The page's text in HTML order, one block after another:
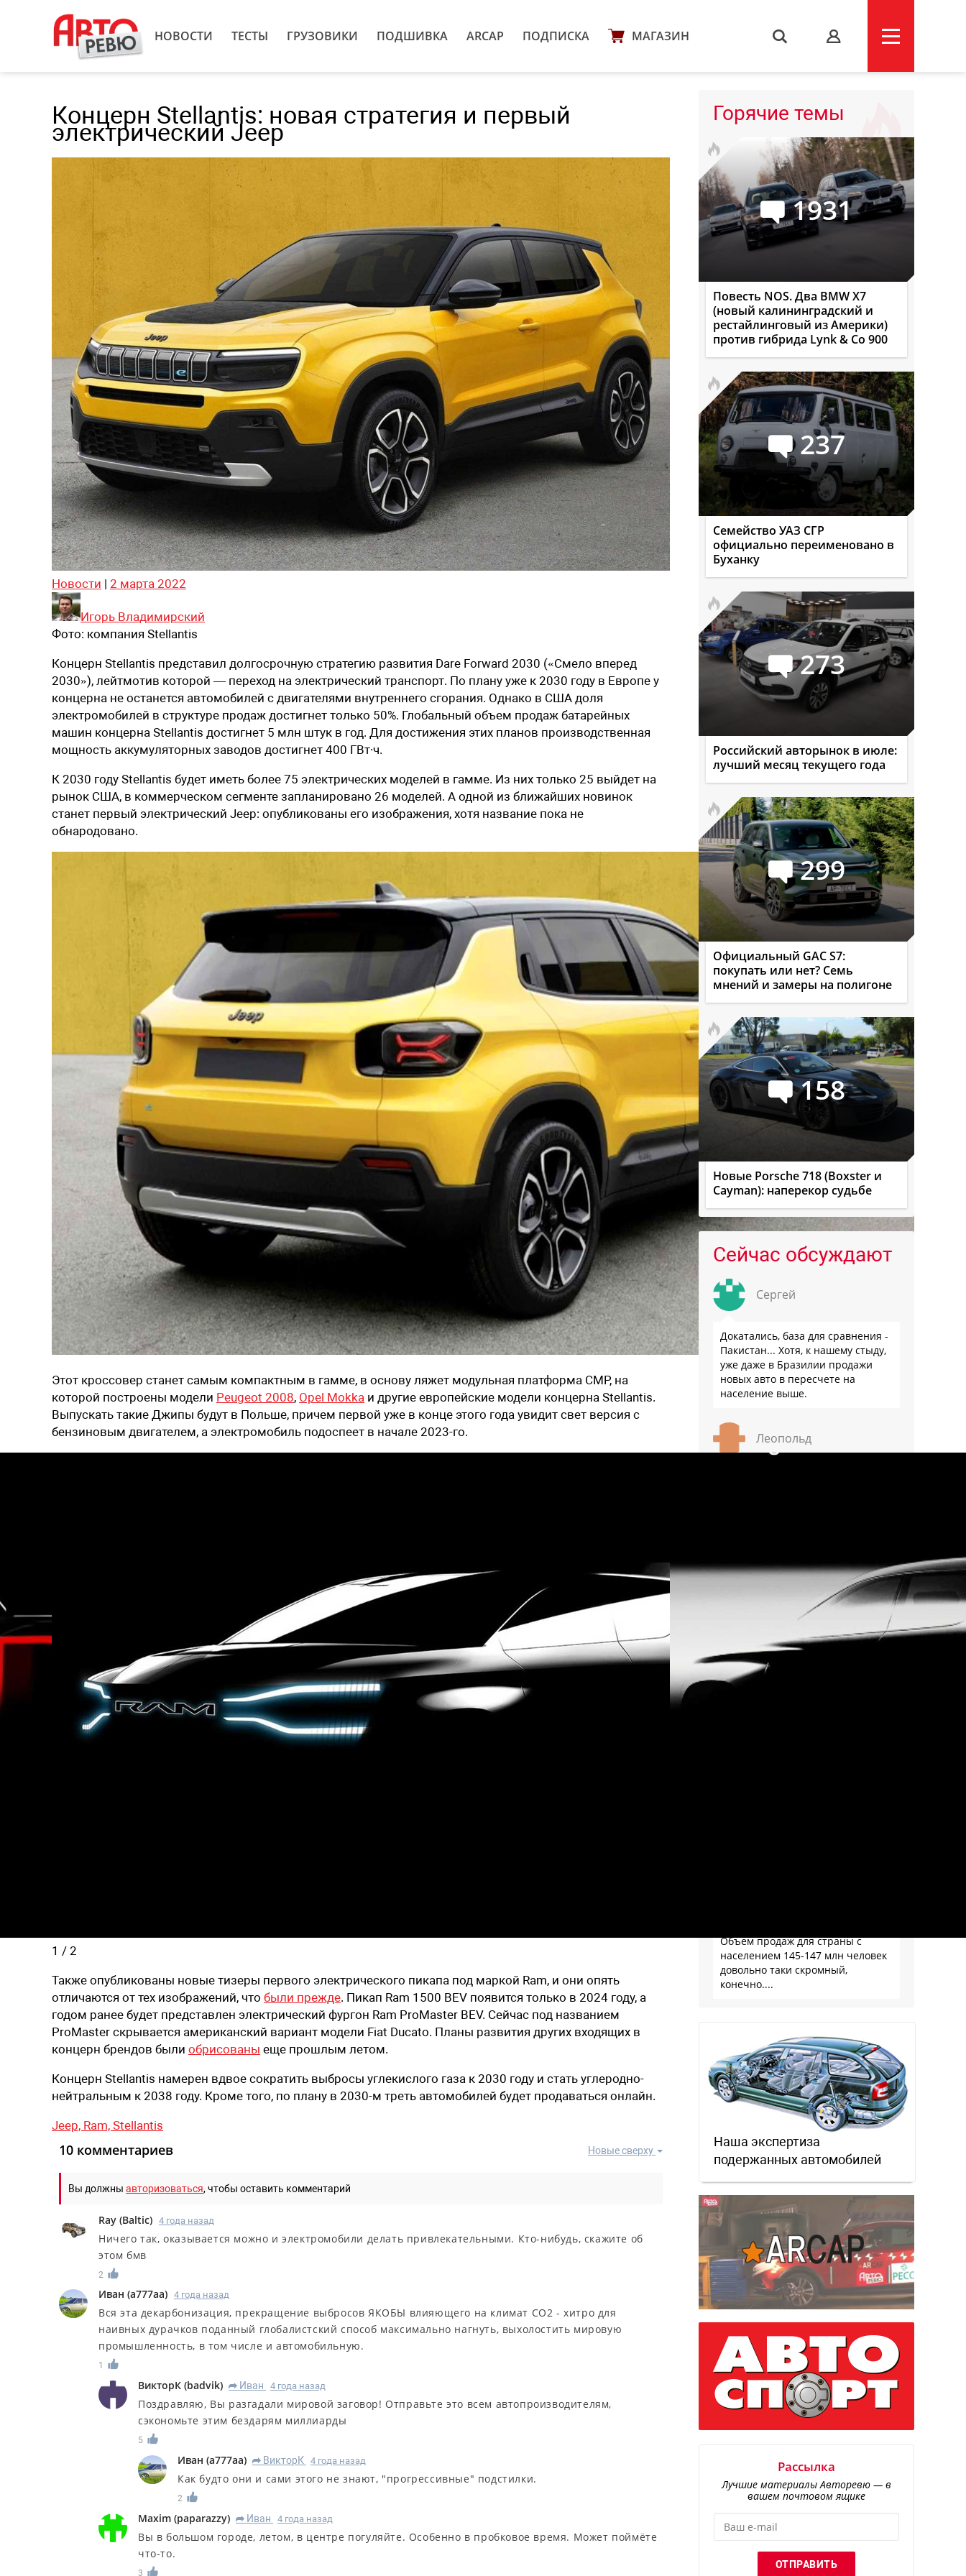
НОВОСТИ ТЕСТЫ ГРУЗОВИКИ ПОДШИВКА ARCAP ПОДПИСКА МАГАЗИН s
Концерн Stellantis: новая стратегия и первый
электрический Jeep
Новости | 2 марта 2022
Игорь Владимирский
Фото: компания Stellantis
Концерн Stellantis представил долгосрочную стратегию развития Dare Forward 2030 («Смело вперед
2030»), лейтмотив которой — переход на электрический транспорт. По плану уже к 2030 году в Европе у
концерна не останется автомобилей с двигателями внутреннего сгорания. Однако в США доля
электромобилей в структуре продаж достигнет только 50%. Глобальный объем продаж батарейных
машин концерна Stellantis достигнет 5 млн штук в год. Для достижения этих планов производственная
мощность аккумуляторных заводов достигнет 400 ГВт∙ч.
К 2030 году Stellantis будет иметь более 75 электрических моделей в гамме. Из них только 25 выйдет на
рынок США, в коммерческом сегменте запланировано 26 моделей. А одной из ближайших новинок
станет первый электрический Jeep: опубликованы его изображения, хотя название пока не
обнародовано.
Этот кроссовер станет самым компактным в гамме, в основу ляжет модульная платформа CMP, на
которой построены модели Peugeot 2008, Opel Mokka и другие европейские модели концерна Stellantis.
Выпускать такие Джипы будут в Польше, причем первой уже в конце этого года увидит свет версия с
бензиновым двигателем, а электромобиль подоспеет в начале 2023-го.
1 / 2
Также опубликованы новые тизеры первого электрического пикапа под маркой Ram, и они опять
отличаются от тех изображений, что были прежде. Пикап Ram 1500 BEV появится только в 2024 году, а
годом ранее будет представлен электрический фургон Ram ProMaster BEV. Сейчас под названием
ProMaster скрывается американский вариант модели Fiat Ducato. Планы развития других входящих в
концерн брендов были обрисованы еще прошлым летом.
Концерн Stellantis намерен вдвое сократить выбросы углекислого газа к 2030 году и стать углеродно-
нейтральным к 2038 году. Кроме того, по плану в 2030-м треть автомобилей будет продаваться онлайн.
Jeep, Ram, Stellantis
Новые сверху
10 комментариев
Вы должны авторизоваться, чтобы оставить комментарий
Ray (Baltic) 4 года назад
Ничего так, оказывается можно и электромобили делать привлекательными. Кто-нибудь, скажите об
этом бмв
2
Иван (a777aa) 4 года назад
Вся эта декарбонизация, прекращение выбросов ЯКОБЫ влияющего на климат СО2 - хитро для
наивных дурачков поданный глобалистский способ максимально нагнуть, выхолостить мировую
промышленность, в том числе и автомобильную.
1
ВикторК (badvik) R Иван 4 года назад
Поздравляю, Вы разгадали мировой заговор! Отправьте это всем автопроизводителям,
сэкономьте этим бездарям миллиарды
5
Иван (a777aa) R ВикторК 4 года назад
Как будто они и сами этого не знают, "прогрессивные" подстилки.
2
Maxim (paparazzy) R Иван 4 года назад
Вы в большом городе, летом, в центре погуляйте. Особенно в пробковое время. Может поймёте
что-то.
3
Горячие темы
1931
Повесть NOS. Два BMW X7
(новый калининградский и
рестайлинговый из Америки)
против гибрида Lynk & Co 900
237
Семейство УАЗ СГР
официально переименовано в
Буханку
273
Российский авторынок в июле:
лучший месяц текущего года
299
Официальный GAC S7:
покупать или нет? Семь
мнений и замеры на полигоне
158
Новые Porsche 718 (Boxster и
Cayman): наперекор судьбе
Сейчас обсуждают
Сергей
Докатались, база для сравнения -
Пакистан... Хотя, к нашему стыду,
уже даже в Бразилии продажи
новых авто в пересчете на
население выше.
Леопольд
смести могут на …
Это вполне объективный
показатель уровня
благосостояния. И чем новее
машины, тем чище выхлоп и
Объем продаж для страны с
населением 145-147 млн человек
довольно таки скромный,
конечно....
Наша экспертиза
подержанных автомобилей
Рассылка
Лучшие материалы Авторевю — в
вашем почтовом ящике